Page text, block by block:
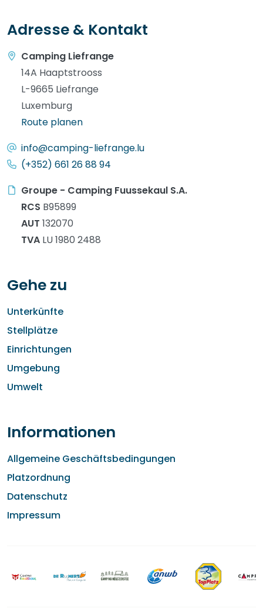
Adresse & Kontakt
Camping Liefrange
14A Haaptstrooss
L-9665 Liefrange
Luxemburg
Route planen
info@camping-liefrange.lu
(+352) 661 26 88 94
Groupe - Camping Fuussekaul S.A.
RCS B95899
AUT 132070
TVA LU 1980 2488
Gehe zu
Unterkünfte
Stellplätze
Einrichtungen
Umgebung
Umwelt
Informationen
Allgemeine Geschäftsbedingungen
Platzordnung
Datenschutz
Impressum